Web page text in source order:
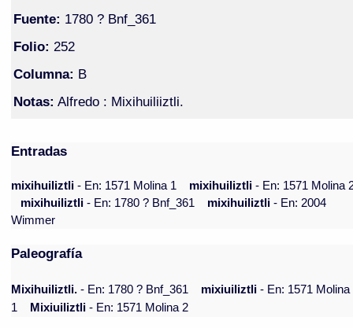
Fuente: 1780 ? Bnf_361
Folio: 252
Columna: B
Notas: Alfredo : Mixihuiliiztli.
Entradas
mixihuiliztli- En: 1571 Molina 1 mixihuiliztli- En: 1571 Molina
mixihuiliztli- En: 1780 ? Bnf_361 mixihuiliztli- En: 2004
Wimmer
Paleografía
Mixihuiliztli. - En: 1780 ? Bnf_361 mixiuiliztli - En: 1571 Molina
1
Mixiuiliztli - En: 1571 Molina 2